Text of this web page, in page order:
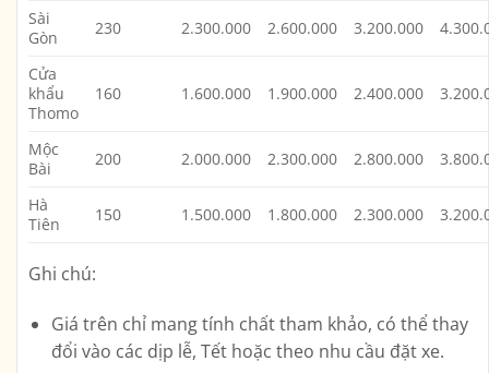
Sài
Gòn
230 2.300.000 2.600.000 3.200.000
Cửa
khẩu
Thomo
160 1.600.000 1.900.000 2.400.000
Mộc
Bài
200 2.000.000 2.300.000 2.800.000
Hà
Tiên
150 1.500.000 1.800.000 2.300.000
Ghi chú:
Giá trên chỉ mang tính chất tham khảo, có thể thay
đổi vào các dịp lễ, Tết hoặc theo nhu cầu đặt xe.